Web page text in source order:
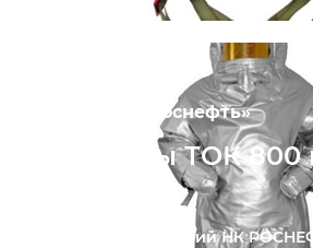
ПАО «НК «Роснефть»
Костюмы ТОК 800
Для подразделений НК